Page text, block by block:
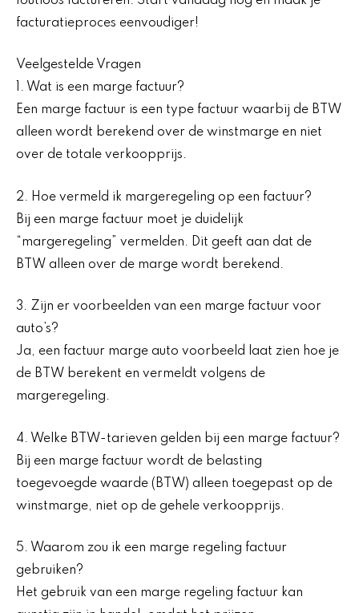
facturatieproces eenvoudiger!
Veelgestelde Vragen
1. Wat is een marge factuur?
Een marge factuur is een type factuur waarbij de BTW
alleen wordt berekend over de winstmarge en niet
over de totale verkoopprijs.
2. Hoe vermeld ik margeregeling op een factuur?
Bij een marge factuur moet je duidelijk
“margeregeling” vermelden. Dit geeft aan dat de
BTW alleen over de marge wordt berekend.
3. Zijn er voorbeelden van een marge factuur voor
auto’s?
Ja, een factuur marge auto voorbeeld laat zien hoe je
de BTW berekent en vermeldt volgens de
margeregeling.
4. Welke BTW-tarieven gelden bij een marge factuur?
Bij een marge factuur wordt de belasting
toegevoegde waarde (BTW) alleen toegepast op de
winstmarge, niet op de gehele verkoopprijs.
5. Waarom zou ik een marge regeling factuur
gebruiken?
Het gebruik van een marge regeling factuur kan